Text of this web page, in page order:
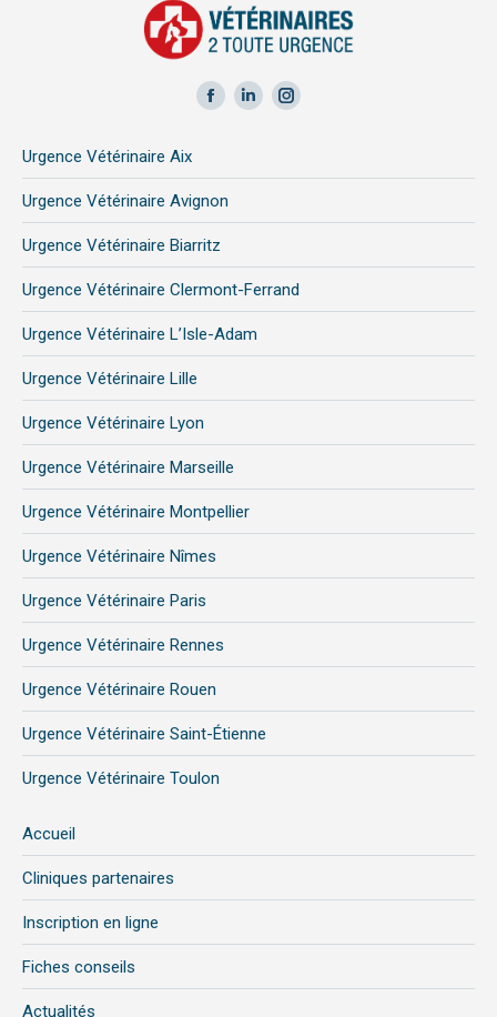
Facebook
in
new
window
LinkedIn
new
Instagram
new
Urgence Vétérinaire Aix
Urgence Vétérinaire Avignon
Urgence Vétérinaire Biarritz
Urgence Vétérinaire Clermont-Ferrand
Urgence Vétérinaire L’Isle-Adam
Urgence Vétérinaire Lille
Urgence Vétérinaire Lyon
Urgence Vétérinaire Marseille
Urgence Vétérinaire Montpellier
Urgence Vétérinaire Nîmes
Urgence Vétérinaire Paris
Urgence Vétérinaire Rennes
Urgence Vétérinaire Rouen
Urgence Vétérinaire Saint-Étienne
Urgence Vétérinaire Toulon
Accueil
Cliniques partenaires
Inscription en ligne
Fiches conseils
Actualités